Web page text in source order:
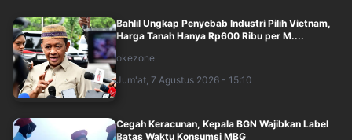
Bahlil Ungkap Penyebab Industri Pilih Vietnam,
Harga Tanah Hanya Rp600 Ribu per M....
okezone
Jum'at, 7 Agustus 2026 - 15:10
Cegah Keracunan, Kepala BGN Wajibkan Label
Batas Waktu Konsumsi MBG